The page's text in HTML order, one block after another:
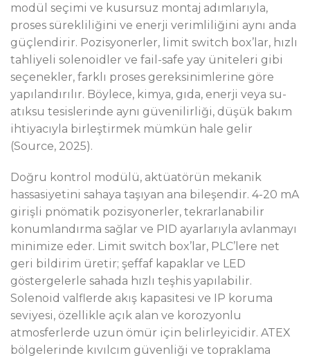
modül seçimi ve kusursuz montaj adımlarıyla,
proses sürekliliğini ve enerji verimliliğini aynı anda
güçlendirir. Pozisyonerler, limit switch box’lar, hızlı
tahliyeli solenoidler ve fail-safe yay üniteleri gibi
seçenekler, farklı proses gereksinimlerine göre
yapılandırılır. Böylece, kimya, gıda, enerji veya su-
atıksu tesislerinde aynı güvenilirliği, düşük bakım
ihtiyacıyla birleştirmek mümkün hale gelir
(Source, 2025).
Doğru kontrol modülü, aktüatörün mekanik
hassasiyetini sahaya taşıyan ana bileşendir. 4-20 mA
girişli pnömatik pozisyonerler, tekrarlanabilir
konumlandırma sağlar ve PID ayarlarıyla avlanmayı
minimize eder. Limit switch box’lar, PLC’lere net
geri bildirim üretir; şeffaf kapaklar ve LED
göstergelerle sahada hızlı teşhis yapılabilir.
Solenoid valflerde akış kapasitesi ve IP koruma
seviyesi, özellikle açık alan ve korozyonlu
atmosferlerde uzun ömür için belirleyicidir. ATEX
bölgelerinde kıvılcım güvenliği ve topraklama